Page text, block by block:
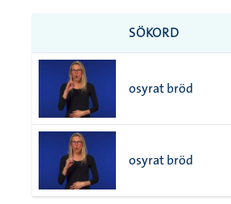
SÖKORD
osyrat bröd
osyrat bröd